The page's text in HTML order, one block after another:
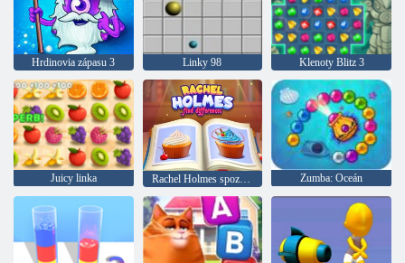
Hrdinovia zápasu 3 Linky 98 Klenoty Blitz 3
Juicy linka Rachel Holmes spozoruje rozdiel Zumba: Oceán